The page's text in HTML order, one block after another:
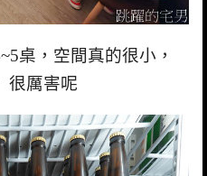
桌，空間真的很小，
很厲害呢